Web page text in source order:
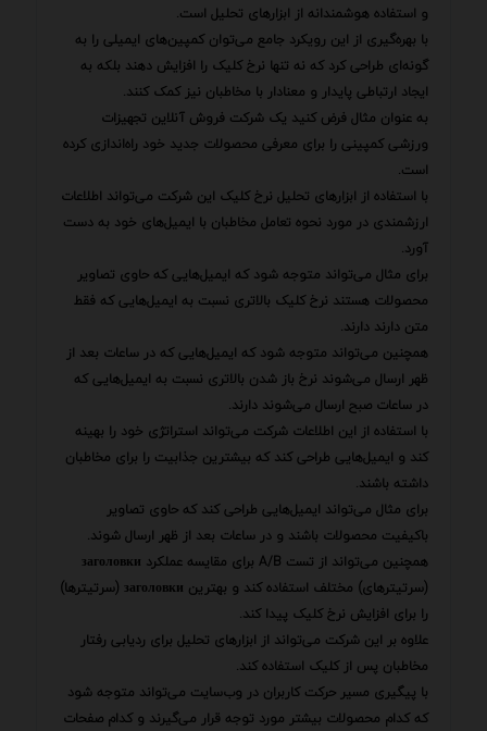
و استفاده هوشمندانه از ابزارهای تحلیل است.
با بهره‌گیری از این رویکرد جامع می‌توان کمپین‌های ایمیلی را به
گونه‌ای طراحی کرد که نه تنها نرخ کلیک را افزایش دهند بلکه به
ایجاد ارتباطی پایدار و معنادار با مخاطبان نیز کمک کنند.
به عنوان مثال فرض کنید یک شرکت فروش آنلاین تجهیزات
ورزشی کمپینی را برای معرفی محصولات جدید خود راه‌اندازی کرده
است.
با استفاده از ابزارهای تحلیل نرخ کلیک این شرکت می‌تواند اطلاعات
ارزشمندی در مورد نحوه تعامل مخاطبان با ایمیل‌های خود به دست
آورد.
برای مثال می‌تواند متوجه شود که ایمیل‌هایی که حاوی تصاویر
محصولات هستند نرخ کلیک بالاتری نسبت به ایمیل‌هایی که فقط
متن دارند دارند.
همچنین می‌تواند متوجه شود که ایمیل‌هایی که در ساعات بعد از
ظهر ارسال می‌شوند نرخ باز شدن بالاتری نسبت به ایمیل‌هایی که
در ساعات صبح ارسال می‌شوند دارند.
با استفاده از این اطلاعات شرکت می‌تواند استراتژی خود را بهینه
کند و ایمیل‌هایی طراحی کند که بیشترین جذابیت را برای مخاطبان
داشته باشند.
برای مثال می‌تواند ایمیل‌هایی طراحی کند که حاوی تصاویر
باکیفیت محصولات باشند و در ساعات بعد از ظهر ارسال شوند.
همچنین می‌تواند از تست A/B برای مقایسه عملکرد заголовки
(سرتیترهای) مختلف استفاده کند و بهترین заголовки (سرتیترها)
را برای افزایش نرخ کلیک پیدا کند.
علاوه بر این شرکت می‌تواند از ابزارهای تحلیل برای ردیابی رفتار
مخاطبان پس از کلیک استفاده کند.
با پیگیری مسیر حرکت کاربران در وب‌سایت می‌تواند متوجه شود
که کدام محصولات بیشتر مورد توجه قرار می‌گیرند و کدام صفحات